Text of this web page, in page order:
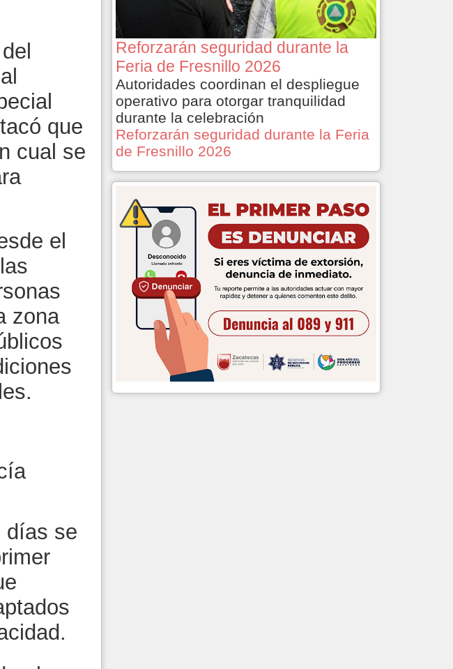
que
cual se
el
zona
días se
Reforzarán seguridad durante la
Feria de Fresnillo 2026
Autoridades coordinan el despliegue
operativo para otorgar tranquilidad
durante la celebración
Reforzarán seguridad durante la Feria
de Fresnillo 2026